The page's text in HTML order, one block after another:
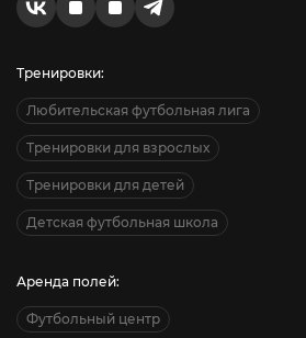
Тренировки:
Любительская футбольная лига
Тренировки для взрослых
Тренировки для детей
Детская футбольная школа
Аренда полей:
Футбольный центр